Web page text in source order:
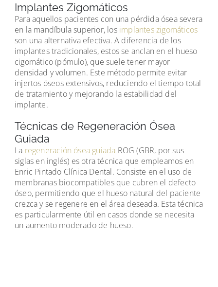
Implantes Zigomáticos
Para aquellos pacientes con una pérdida ósea severa
en la mandíbula superior, los implantes zigomáticos
son una alternativa efectiva. A diferencia de los
implantes tradicionales, estos se anclan en el hueso
cigomático (pómulo), que suele tener mayor
densidad y volumen. Este método permite evitar
injertos óseos extensivos, reduciendo el tiempo total
de tratamiento y mejorando la estabilidad del
implante.
Técnicas de Regeneración Ósea
Guiada
La regeneración ósea guiada ROG (GBR, por sus
siglas en inglés) es otra técnica que empleamos en
Enric Pintado Clínica Dental. Consiste en el uso de
membranas biocompatibles que cubren el defecto
óseo, permitiendo que el hueso natural del paciente
crezca y se regenere en el área deseada. Esta técnica
es particularmente útil en casos donde se necesita
un aumento moderado de hueso.